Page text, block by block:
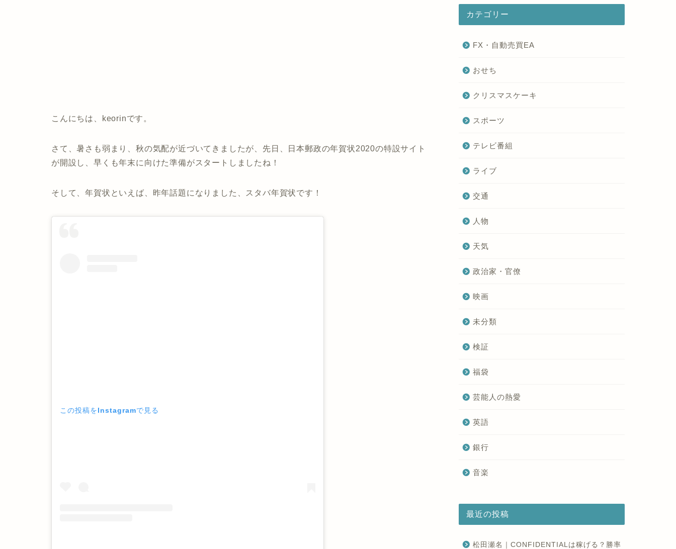
こんにちは、keorinです。
さて、暑さも弱まり、秋の気配が近づいてきましたが、先日、日本郵政の年賀状2020の特設サイト
が開設し、早くも年末に向けた準備がスタートしましたね！
そして、年賀状といえば、昨年話題になりました、スタバ年賀状です！
この投稿をInstagramで見る
カテゴリー
FX・自動売買EA
おせち
クリスマスケーキ
スポーツ
テレビ番組
ライブ
交通
人物
天気
政治家・官僚
映画
未分類
検証
福袋
芸能人の熱愛
英語
銀行
音楽
最近の投稿
松田瀬名｜CONFIDENTIALは稼げる？勝率